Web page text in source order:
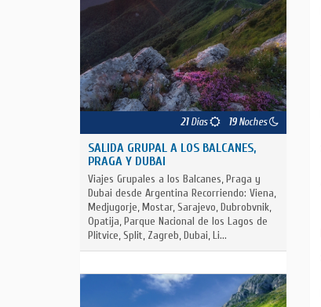
21Días 19Noches
SALIDA GRUPAL A LOS BALCANES,
PRAGA Y DUBAI
Viajes Grupales a los Balcanes, Praga y
Dubai desde Argentina Recorriendo: Viena,
Medjugorje, Mostar, Sarajevo, Dubrobvnik,
Opatija, Parque Nacional de los Lagos de
Plitvice, Split, Zagreb, Dubai, Li...